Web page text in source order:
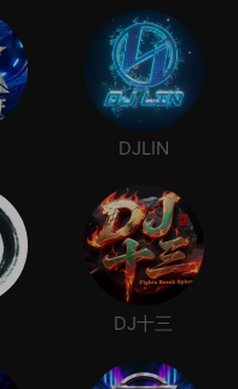
DJLIN
DJ十三